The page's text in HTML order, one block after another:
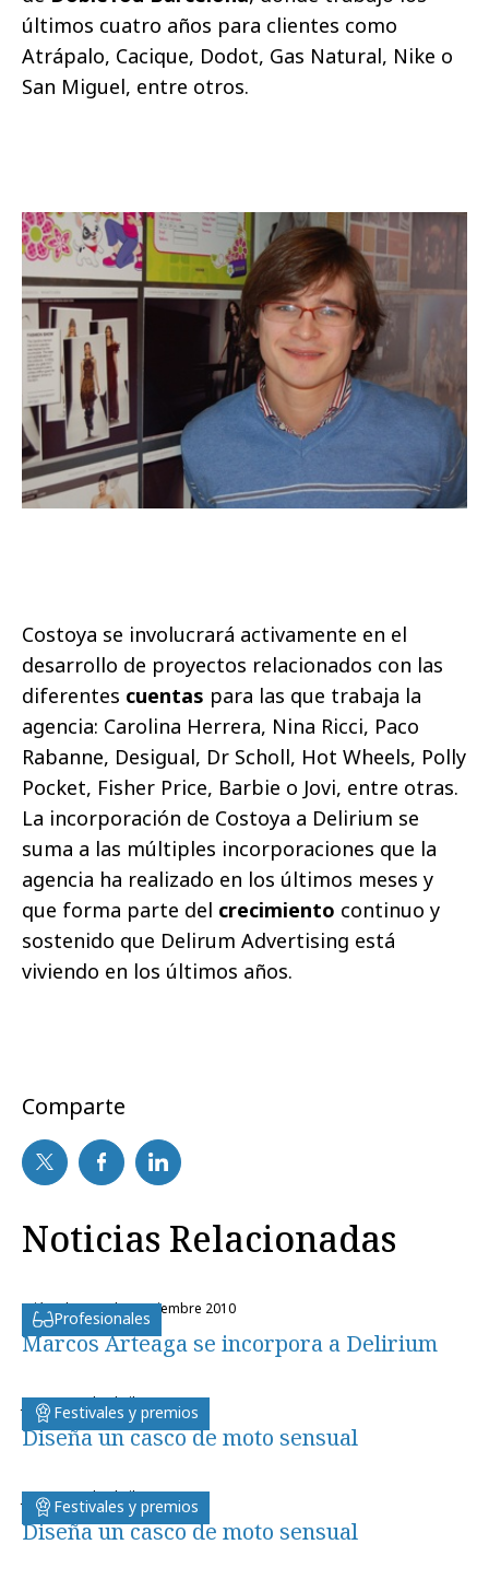
últimos cuatro años para clientes como
Atrápalo, Cacique, Dodot, Gas Natural, Nike o
San Miguel, entre otros.
Costoya se involucrará activamente en el
desarrollo de proyectos relacionados con las
diferentes cuentas para las que trabaja la
agencia: Carolina Herrera, Nina Ricci, Paco
Rabanne, Desigual, Dr Scholl, Hot Wheels, Polly
Pocket, Fisher Price, Barbie o Jovi, entre otras.
La incorporación de Costoya a Delirium se
suma a las múltiples incorporaciones que la
agencia ha realizado en los últimos meses y
que forma parte del crecimiento continuo y
sostenido que Delirum Advertising está
viviendo en los últimos años.
Comparte
Noticias Relacionadas
Profesionales
miércoles, 15 de septiembre 2010
Marcos Arteaga se incorpora a Delirium
Festivales y premios
jueves, 16 de abril 2009
Diseña un casco de moto sensual
Festivales y premios
jueves, 16 de abril 2009
Diseña un casco de moto sensual